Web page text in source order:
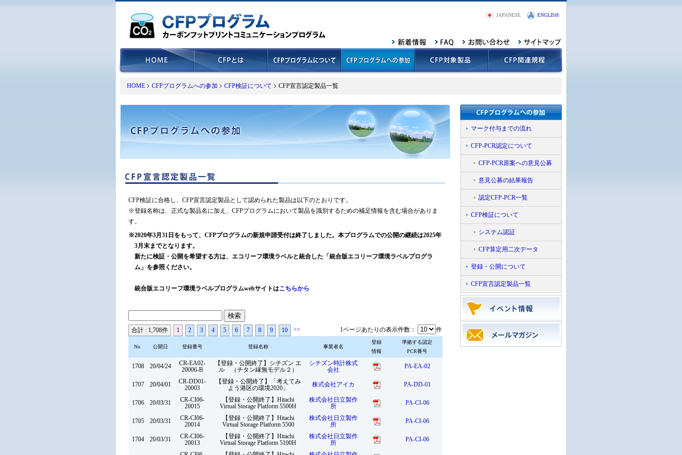
JAPANESE ENGLISH
HOME CFPプログラムへの参加 CFP検証について CFP宣言認定製品一覧
CFP検証に合格し、CFP宣言認定製品として認められた製品は以下のとおりです。
※登録名称は、正式な製品名に加え、CFPプログラムにおいて製品を識別するための補足情報を含む場合がありま
す。
※2020年3月31日をもって、CFPプログラムの新規申請受付は終了しました。本プログラムでの公開の継続は2025年
3月末までとなります。
新たに検証・公開を希望する方は、エコリーフ環境ラベルと統合した「統合版エコリーフ環境ラベルプログラ
ム」を参照ください。
統合版エコリーフ環境ラベルプログラムwebサイトはこちらから
合計 : 1,708件 1 2 3 4 5 6 7 8 9 10 >> 1ページあたりの表示件数： 件
No. 公開日 登録番号 登録名称 事業者名
登録
情報
準拠する認定
PCR番号
1708 20/04/24
CR-EA02-
20006-B
【登録・公開終了】シチズン エ
ル （チタン縁無モデル２）
シチズン時計株式
会社
PA-EA-02
1707 20/04/01
CR-DD01-
20003
【登録・公開終了】「考えてみ
よう港区の環境2020」
株式会社アイカ PA-DD-01
1706 20/03/31
CR-CI06-
20015
【登録・公開終了】Hitachi
Virtual Storage Platform 5500H
株式会社日立製作
所
PA-CI-06
1705 20/03/31
CR-CI06-
20014
【登録・公開終了】Hitachi
Virtual Storage Platform 5500
株式会社日立製作
所
PA-CI-06
1704 20/03/31
CR-CI06-
20013
【登録・公開終了】Hitachi
Virtual Storage Platform 5100H
株式会社日立製作
所
PA-CI-06
マーク付与までの流れ
CFP-PCR認定について
CFP-PCR原案への意見公募
意見公募の結果報告
認定CFP-PCR一覧
CFP検証について
システム認証
CFP算定用二次データ
登録・公開について
CFP宣言認定製品一覧